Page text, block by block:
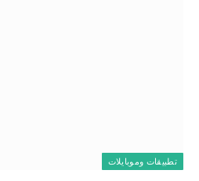
تطبيقات وموبايلات